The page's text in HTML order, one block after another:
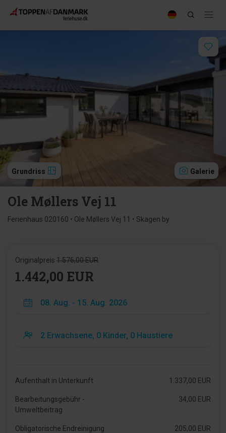
Grundriss Galerie
Ole Møllers Vej 11
Ferienhaus 020160 • Ole Møllers Vej 11 • Skagen by
Originalpreis 1.576,00 EUR
1.442,00 EUR
Aufenthalt in Unterkunft 1.337,00 EUR
Bearbeitungsgebühr -
Umweltbeitrag
34,00 EUR
Obligatorische Endreinigung 205,00 EUR